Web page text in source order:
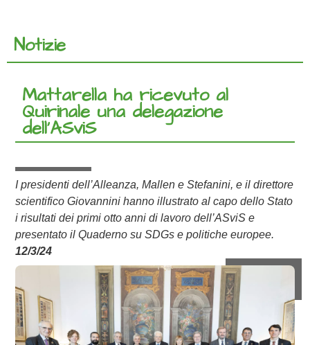
Notizie
Mattarella ha ricevuto al
Quirinale una delegazione
dell’ASviS
I presidenti dell’Alleanza, Mallen e Stefanini, e il direttore
scientifico Giovannini hanno illustrato al capo dello Stato
i risultati dei primi otto anni di lavoro dell’ASviS e
presentato il Quaderno su SDGs e politiche europee.
12/3/24